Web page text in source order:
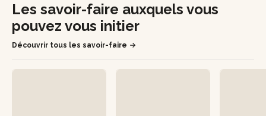
Les savoir-faire auxquels vous
pouvez vous initier
Découvrir tous les savoir-faire